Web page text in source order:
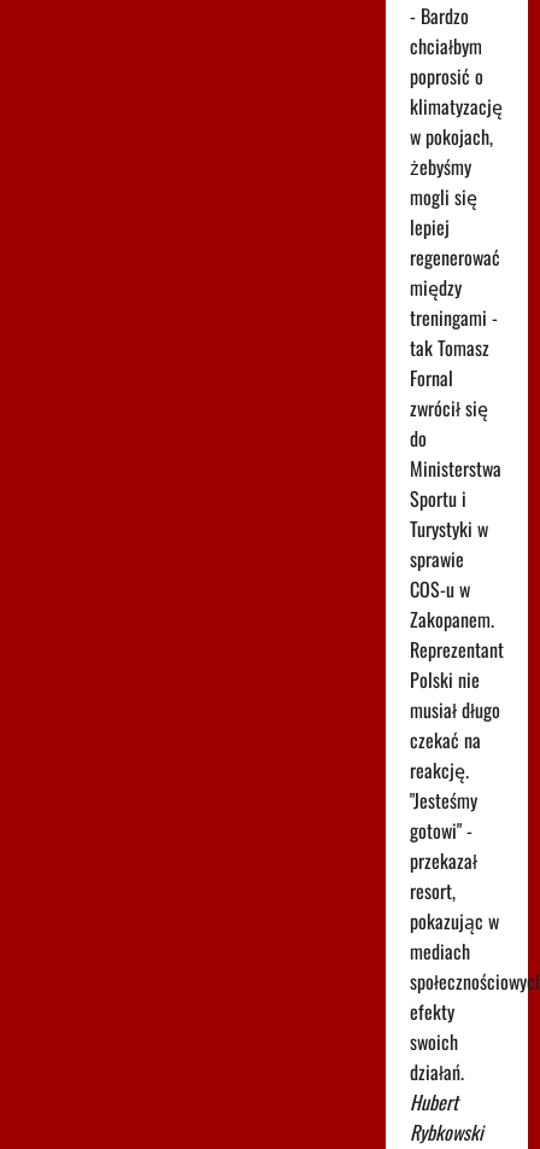
- Bardzo
chciałbym
poprosić o
klimatyzację
w pokojach,
żebyśmy
mogli się
lepiej
regenerować
między
treningami -
tak Tomasz
Fornal
zwrócił się
do
Ministerstwa
Sportu i
Turystyki w
sprawie
COS-u w
Zakopanem.
Reprezentant
Polski nie
musiał długo
czekać na
reakcję.
"Jesteśmy
gotowi" -
przekazał
resort,
pokazując w
mediach
efekty
swoich
działań.
Hubert
Rybkowski